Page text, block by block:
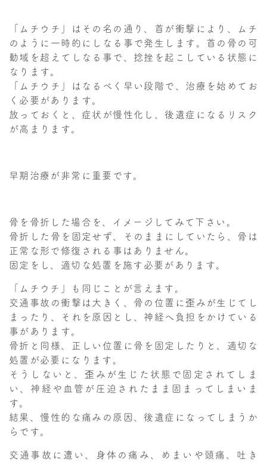
「ムチウチ」はその名の通り、首が衝撃により、ムチ
のように一時的にしなる事で発生します。首の骨の可
動域を超えてしなる事で、捻挫を起こしている状態に
なります。
「ムチウチ」はなるべく早い段階で、治療を始めてお
く必要があります。
放っておくと、症状が慢性化し、後遺症になるリスク
が高まります。
早期治療が非常に重要です。
骨を骨折した場合を、イメージしてみて下さい。
骨折した骨を固定せず、そのままにしていたら、骨は
正常な形で修復される事はありません。
固定をし、適切な処置を施す必要があります。
「ムチウチ」も同じことが言えます。
交通事故の衝撃は大きく、骨の位置に歪みが生じてし
まったり、それを原因とし、神経へ負担をかけている
事があります。
骨折と同様、正しい位置に骨を固定したりと、適切な
処置が必要になります。
そうしないと、歪みが生じた状態で固定されてしま
い、神経や血管が圧迫されたまま固まってしまいま
す。
結果、慢性的な痛みの原因、後遺症になってしまうか
らです。
交通事故に遭い、身体の痛み、めまいや頭痛、吐き